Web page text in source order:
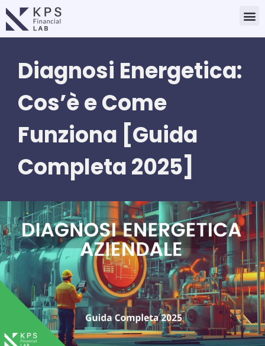
Vai
contenuto
Diagnosi Energetica:
Cos’è e Come
Funziona [Guida
Completa 2025]